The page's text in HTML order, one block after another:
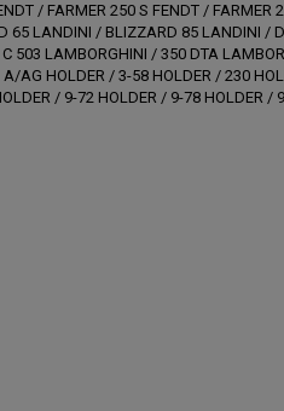
/ FARMER 250 S FENDT / FARMER
LANDINI / BLIZZARD 85 LANDINI /
503 LAMBORGHINI / 350 DTA
AG HOLDER / 3-58 HOLDER / 230
/ 9-72 HOLDER / 9-78 HOLDER /